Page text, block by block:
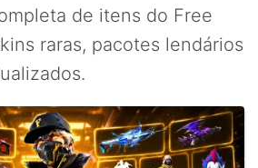
de itens do Free
raras, pacotes lendários